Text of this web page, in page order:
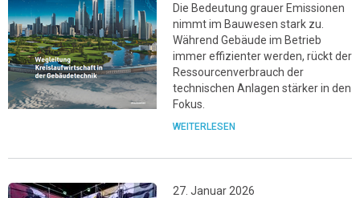
Die Bedeutung grauer Emissionen
nimmt im Bauwesen stark zu.
Während Gebäude im Betrieb
immer effizienter werden, rückt der
Ressourcenverbrauch der
technischen Anlagen stärker in den
Fokus.
WEITERLESEN
27. Januar 2026